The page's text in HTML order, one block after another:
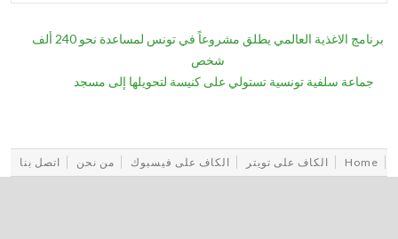
برنامج الاغذية العالمي يطلق مشروعاً في تونس لمساعدة نحو 240 ألف
شخص
جماعة سلفية تونسية تستولي على كنيسة لتحويلها إلى مسجد
Home الكاف على تويتر الكاف على فيسبوك من نحن اتصل بنا